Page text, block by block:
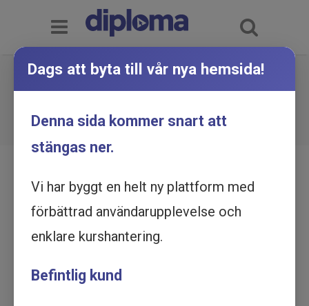
Grundläggande brandskydd - Utbildning online
Dags att byta till vår nya hemsida!
Denna sida kommer snart att
stängas ner.
Vi har byggt en helt ny plattform med
förbättrad användarupplevelse och
enklare kurshantering.
Befintlig kund